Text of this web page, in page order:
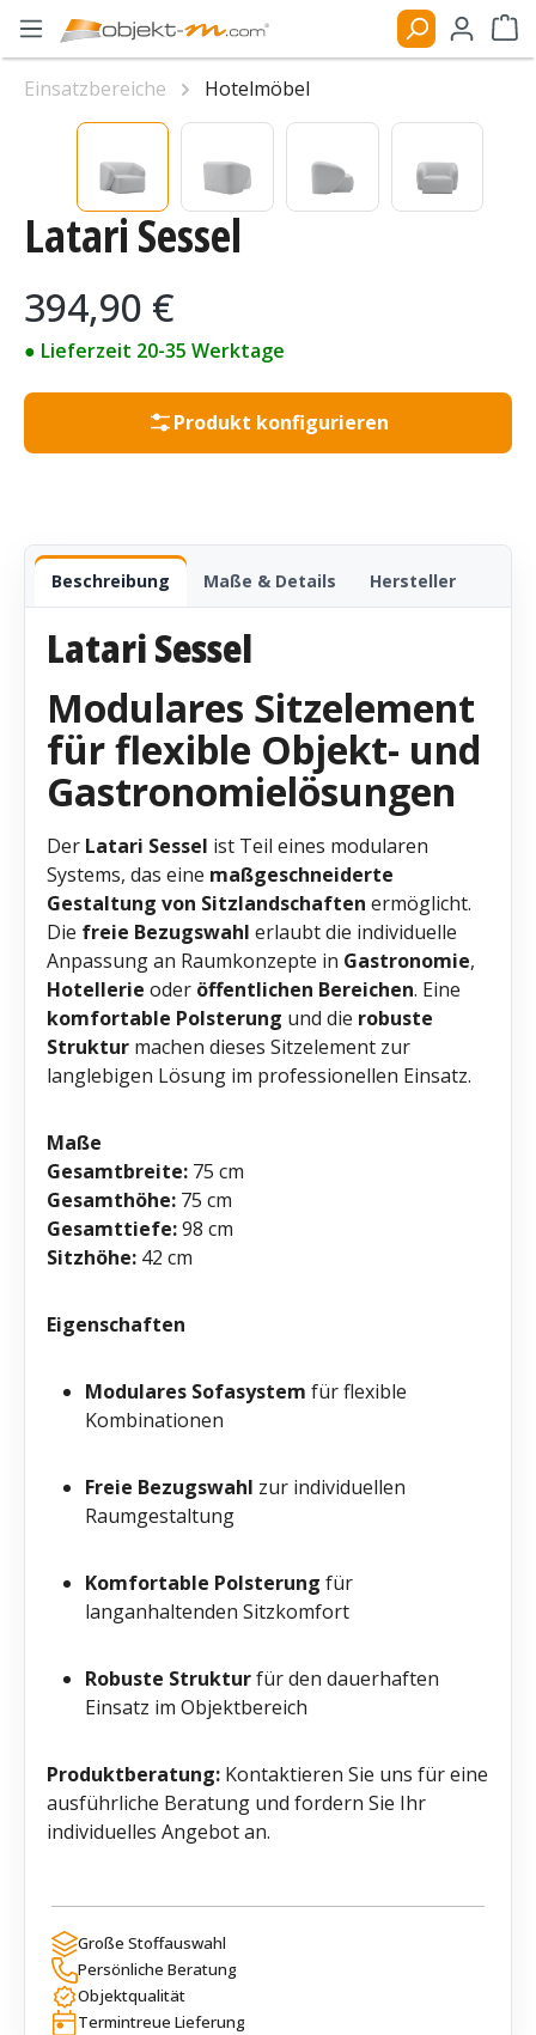
Zum Hauptinhalt springen
Latari Sessel
Regulärer Preis:
394,90 €
● Lieferzeit 20-35 Werktage
Produkt konfigurieren
Beschreibung Maße & Details Hersteller
Latari Sessel
Modulares Sitzelement
für flexible Objekt- und
Gastronomielösungen
Der Latari Sessel ist Teil eines modularen
Systems, das eine maßgeschneiderte
Gestaltung von Sitzlandschaften ermöglicht.
Die freie Bezugswahl erlaubt die individuelle
Anpassung an Raumkonzepte in Gastronomie,
Hotellerie oder öffentlichen Bereichen. Eine
komfortable Polsterung und die robuste
Struktur machen dieses Sitzelement zur
langlebigen Lösung im professionellen Einsatz.
Maße
Gesamtbreite: 75 cm
Gesamthöhe: 75 cm
Gesamttiefe:98 cm
Sitzhöhe: 42 cm
Eigenschaften
Modulares Sofasystem für flexible
Kombinationen
Freie Bezugswahl zur individuellen
Raumgestaltung
Komfortable Polsterung für
langanhaltenden Sitzkomfort
Robuste Strukturfür den dauerhaften
Einsatz im Objektbereich
Produktberatung: Kontaktieren Sie uns für eine
ausführliche Beratung und fordern Sie Ihr
individuelles Angebot an.
Große Stoffauswahl
Persönliche Beratung
Objektqualität
Termintreue Lieferung
Einsatzbereiche
Hotelmöbel
Bildergalerie überspringen